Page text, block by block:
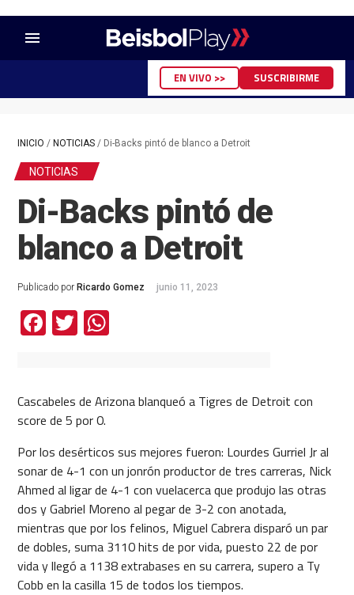
menu
EN VIVO >> SUSCRIBIRME
INICIO / NOTICIAS/ Di-Backs pintó de blanco a Detroit
NOTICIAS
Di-Backs pintó de
blanco a Detroit
Publicado por Ricardo Gomez junio 11, 2023
Facebook
TwitterWhatsApp
Cascabeles de Arizona blanqueó a Tigres de Detroit con
score de 5 por 0.
Por los desérticos sus mejores fueron: Lourdes Gurriel Jr al
sonar de 4-1 con un jonrón productor de tres carreras, Nick
Ahmed al ligar de 4-1 con vuelacerca que produjo las otras
dos y Gabriel Moreno al pegar de 3-2 con anotada,
mientras que por los felinos, Miguel Cabrera disparó un par
de dobles, suma 3110 hits de por vida, puesto 22 de por
vida y llegó a 1138 extrabases en su carrera, supero a Ty
Cobb en la casilla 15 de todos los tiempos.